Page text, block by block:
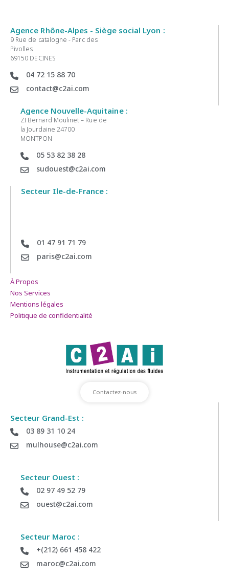
Agence Rhône-Alpes - Siège social Lyon :
9 Rue de catalogne - Parc des
Pivolles
69150 DECINES
04 72 15 88 70
contact@c2ai.com
Agence Nouvelle-Aquitaine :
ZI Bernard Moulinet – Rue de
la Jourdaine 24700
MONTPON
05 53 82 38 28
sudouest@c2ai.com
Secteur Ile-de-France :
01 47 91 71 79
paris@c2ai.com
À Propos
Nos Services
Mentions légales
Politique de confidentialité
Contactez-nous
Secteur Grand-Est :
03 89 31 10 24
mulhouse@c2ai.com
Secteur Ouest :
02 97 49 52 79
ouest@c2ai.com
Secteur Maroc :
+(212) 661 458 422
maroc@c2ai.com